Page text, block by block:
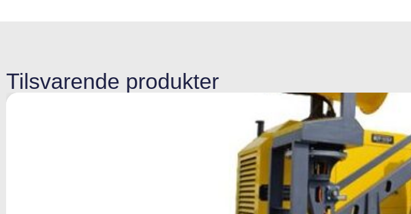
Tilsvarende produkter